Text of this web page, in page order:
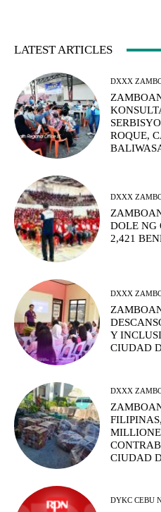
LATEST ARTICLES
DXXX
ROQUE,
DXXX
DOLE NG
2,421
DXXX
Y
CIUDAD
DXXX
CIUDAD
DYKC CEBU